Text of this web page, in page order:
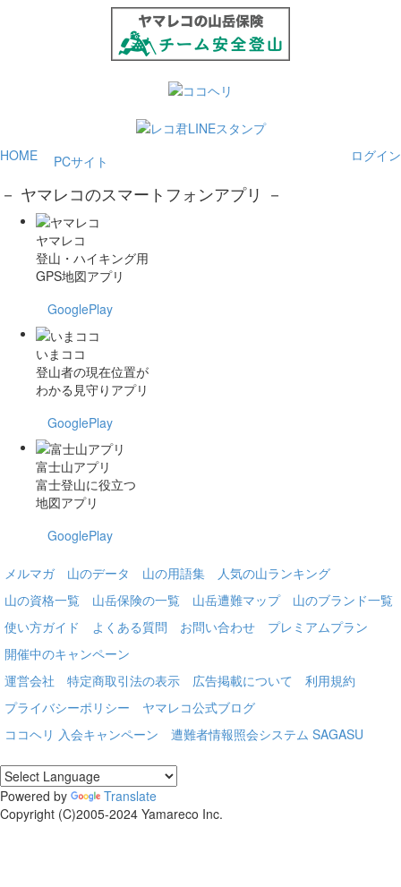
HOME ログイン
PCサイト
－ ヤマレコのスマートフォンアプリ －
ヤマレコ
登山・ハイキング用
GPS地図アプリ
GooglePlay
いまココ
登山者の現在位置が
わかる見守りアプリ
GooglePlay
富士山アプリ
富士登山に役立つ
地図アプリ
GooglePlay
メルマガ 山のデータ 山の用語集
人気の山ランキング
山の資格一覧
山岳保険の一覧 山岳遭難マップ
山のブランド一覧
使い方ガイド
よくある質問 お問い合わせ
プレミアムプラン
開催中のキャンペーン
運営会社
特定商取引法の表示 広告掲載について
利用規約
プライバシーポリシー
ヤマレコ公式ブログ
ココヘリ 入会キャンペーン
遭難者情報照会システム SAGASU
Powered by
Translate
Copyright (C)2005-2024 Yamareco Inc.